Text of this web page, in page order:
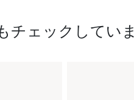
チェックしてい